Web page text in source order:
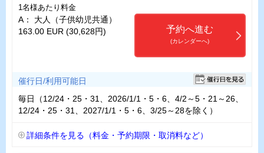
1名様あたり料金
A： 大人（子供幼児共通）
163.00 EUR (30,628円)
予約へ進む
(カレンダーへ)
催行日/利用可能日
毎日（12/24・25・31、2026/1/1・5・6、4/2～5・21～26、
12/24・25・31、2027/1/1・5・6、3/25～28を除く）
詳細条件を見る（料金・予約期限・取消料など）